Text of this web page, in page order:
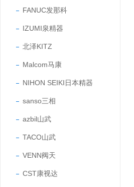
FANUC发那科
IZUMI泉精器
北泽KITZ
Malcom马康
NIHON SEIKI日本精器
sanso三相
azbil山武
TACO山武
VENN阀天
CST康视达